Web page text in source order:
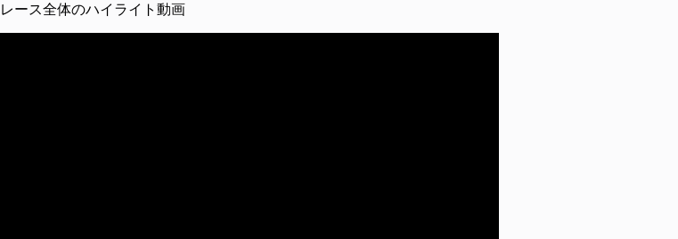
レース全体のハイライト動画